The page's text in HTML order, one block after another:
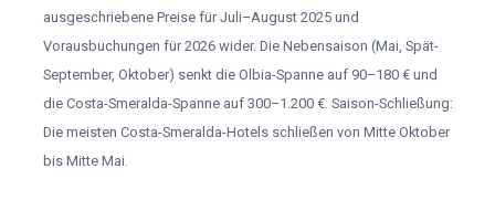
ausgeschriebene Preise für Juli–August 2025 und
Vorausbuchungen für 2026 wider. Die Nebensaison (Mai, Spät-
September, Oktober) senkt die Olbia-Spanne auf 90–180 € und
die Costa-Smeralda-Spanne auf 300–1.200 €. Saison-Schließung:
Die meisten Costa-Smeralda-Hotels schließen von Mitte Oktober
bis Mitte Mai.